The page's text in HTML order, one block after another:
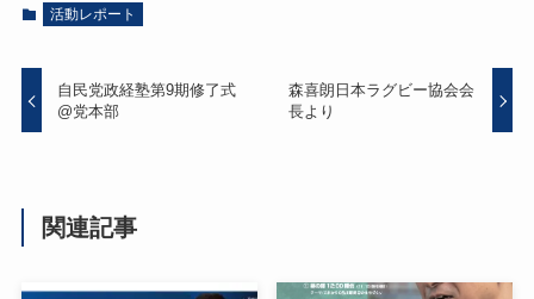
活動レポート
自民党政経塾第9期修了式
@党本部
森喜朗日本ラグビー協会会
長より
関連記事